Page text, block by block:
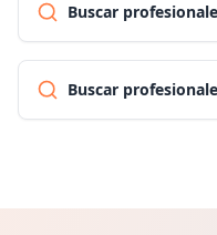
Buscar
Buscar